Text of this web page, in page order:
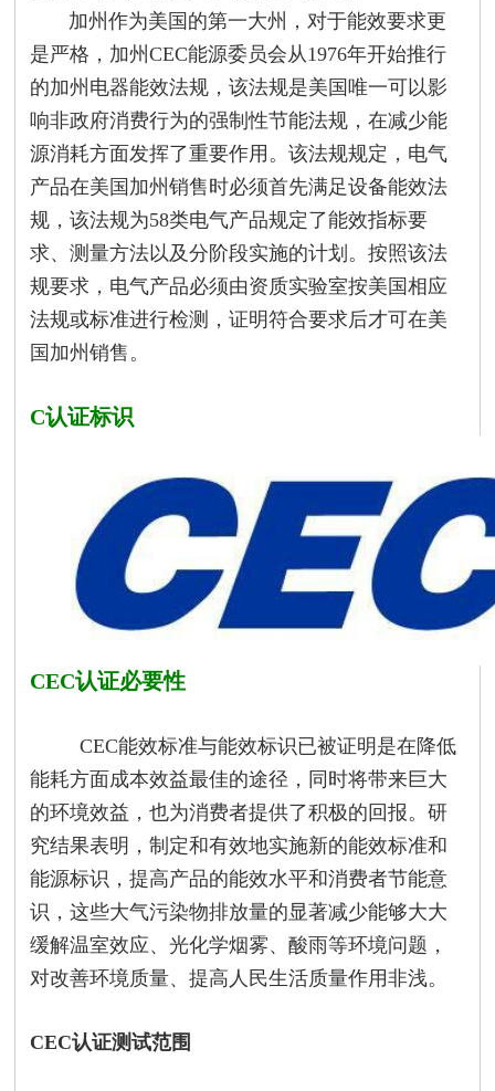
加州作为美国的第一大州，对于能效要求更
是严格，加州CEC能源委员会从1976年开始推行
的加州电器能效法规，该法规是美国唯一可以影
响非政府消费行为的强制性节能法规，在减少能
源消耗方面发挥了重要作用。该法规规定，电气
产品在美国加州销售时必须首先满足设备能效法
规，该法规为58类电气产品规定了能效指标要
求、测量方法以及分阶段实施的计划。按照该法
规要求，电气产品必须由资质实验室按美国相应
法规或标准进行检测，证明符合要求后才可在美
国加州销售。
C认证标识
CEC认证必要性
CEC能效标准与能效标识已被证明是在降低
能耗方面成本效益最佳的途径，同时将带来巨大
的环境效益，也为消费者提供了积极的回报。研
究结果表明，制定和有效地实施新的能效标准和
能源标识，提高产品的能效水平和消费者节能意
识，这些大气污染物排放量的显著减少能够大大
缓解温室效应、光化学烟雾、酸雨等环境问题，
对改善环境质量、提高人民生活质量作用非浅。
CEC认证测试范围